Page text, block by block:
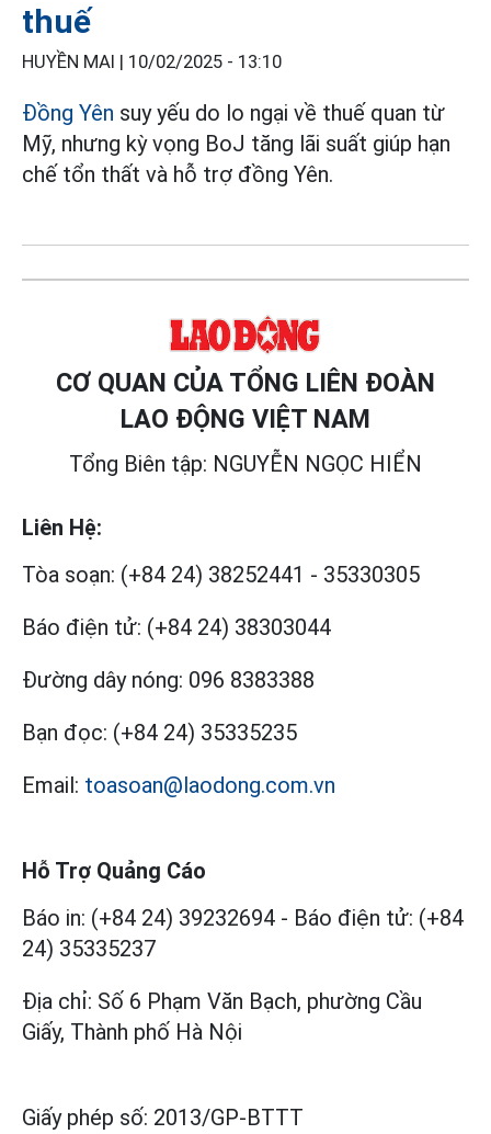
thuế
HUYỀN MAI | 10/02/2025 - 13:10
Đồng Yên suy yếu do lo ngại về thuế quan từ
Mỹ, nhưng kỳ vọng BoJ tăng lãi suất giúp hạn
chế tổn thất và hỗ trợ đồng Yên.
CƠ QUAN CỦA TỔNG LIÊN ĐOÀN
LAO ĐỘNG VIỆT NAM
Tổng Biên tập: NGUYỄN NGỌC HIỂN
Liên Hệ:
Tòa soạn: (+84 24) 38252441 - 35330305
Báo điện tử: (+84 24) 38303044
Đường dây nóng: 096 8383388
Bạn đọc: (+84 24) 35335235
Email: toasoan@laodong.com.vn
Hỗ Trợ Quảng Cáo
Báo in: (+84 24) 39232694 - Báo điện tử: (+84
24) 35335237
Địa chỉ: Số 6 Phạm Văn Bạch, phường Cầu
Giấy, Thành phố Hà Nội
Giấy phép số: 2013/GP-BTTT